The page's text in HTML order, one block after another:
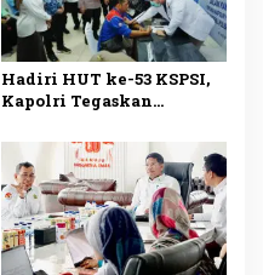
Hadiri HUT ke-53 KSPSI,
Kapolri Tegaskan
Kesejahteraan Buruh